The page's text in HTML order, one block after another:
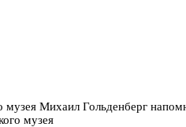
музея Михаил Гольденберг
музея